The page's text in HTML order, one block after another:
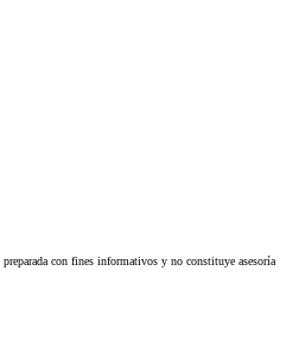
con fines informativos y no constituye asesoría